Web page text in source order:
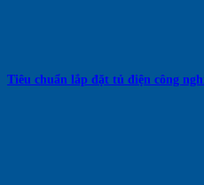
Tiêu chuẩn lắp đặt tủ điện công